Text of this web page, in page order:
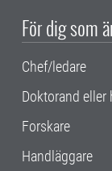
För dig som
Chef/ledare
Doktorand eller
Forskare
Handläggare